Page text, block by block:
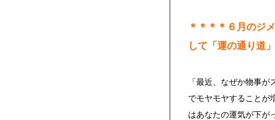
＊＊＊＊６月のジ
して「運の通り道
「最近、なぜか物事
でモヤモヤすること
はあなたの運気が下が